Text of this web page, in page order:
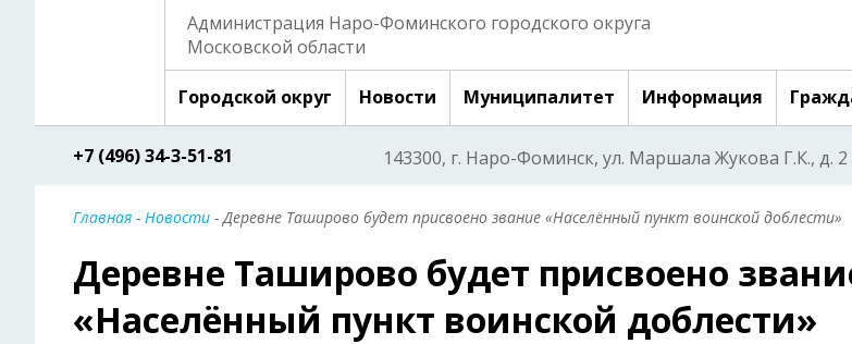
Администрация Наро-Фоминского городского округа
Московской области
Городской округ Новости Муниципалитет Информация
+7 (496) 34-3-51-81 143300, г. Наро-Фоминск, ул. Маршала Жукова Г.К., д.
Главная - Новости - Деревне Таширово будет присвоено звание «Населённый пункт воинской доблести»
Деревне Таширово будет присвоено
«Населённый пункт воинской доблести»